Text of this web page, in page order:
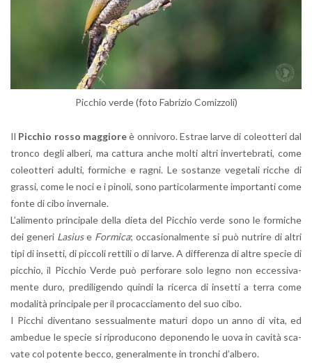
Pic­chio verde (foto Fa­bri­zio Co­miz­zo­li)
Il Pic­chio rosso mag­gio­reè on­ni­vo­ro. Estrae larve di co­leot­te­ri dal
tron­co degli al­be­ri, ma cat­tu­ra anche molti altri in­ver­te­bra­ti, come
co­leot­te­ri adul­ti, for­mi­che e ragni. Le so­stan­ze ve­ge­ta­li ric­che di
gras­si, come le noci e i pi­no­li, sono par­ti­co­lar­men­te im­por­tan­ti come
fonte di cibo in­ver­na­le.
L’a­li­men­to prin­ci­pa­le della dieta del Pic­chio verde sono le for­mi­che
dei ge­ne­ri La­siuse For­mi­ca; oc­ca­sio­nal­men­te si può nu­tri­re di altri
tipi di in­set­ti, di pic­co­li ret­ti­li o di larve. A dif­fe­ren­za di altre spe­cie di
pic­chio, il Pic­chio Verde può per­fo­ra­re solo legno non ec­ces­si­va­
men­te duro, pre­di­li­gen­do quin­di la ri­cer­ca di in­set­ti a terra come
mo­da­li­tà prin­ci­pa­le per il pro­cac­cia­men­to del suo cibo.
I Pic­chi di­ven­ta­no ses­sual­men­te ma­tu­ri dopo un anno di vita, ed
am­be­due le spe­cie si ri­pro­du­co­no de­po­nen­do le uova in ca­vi­tà sca­
va­te col po­ten­te becco, ge­ne­ral­men­te in tron­chi d’al­be­ro.